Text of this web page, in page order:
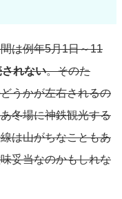
は例年5月1日～11
れない。そのた
うかが左右されるの
冬場に神鉄観光する
は山がちなこともあ
妥当なのかもしれな